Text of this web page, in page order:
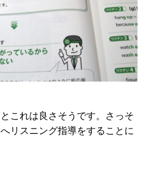
これは良さそうです。さっそ
リスニング指導をすることに